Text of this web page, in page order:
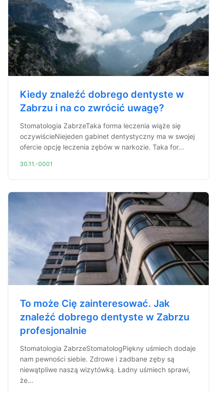
Kiedy znaleźć dobrego dentyste w
Zabrzu i na co zwrócić uwagę?
Stomatologia ZabrzeTaka forma leczenia wiąże się
oczywiścieNiejeden gabinet dentystyczny ma w swojej
ofercie opcję leczenia zębów w narkozie. Taka for...
30.11.-0001
To może Cię zainteresować. Jak
znaleźć dobrego dentyste w Zabrzu
profesjonalnie
Stomatologia ZabrzeStomatologPiękny uśmiech dodaje
nam pewności siebie. Zdrowe i zadbane zęby są
niewątpliwe naszą wizytówką. Ładny uśmiech sprawi,
że...